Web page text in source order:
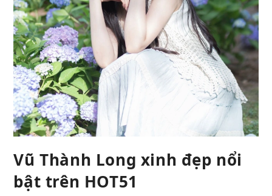
Vũ Thành Long xinh đẹp nổi
bật trên HOT51